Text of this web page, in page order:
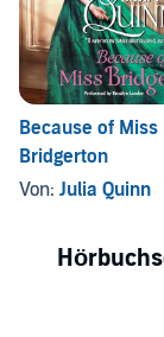
Because of Miss
Bridgerton
Von: Julia Quinn